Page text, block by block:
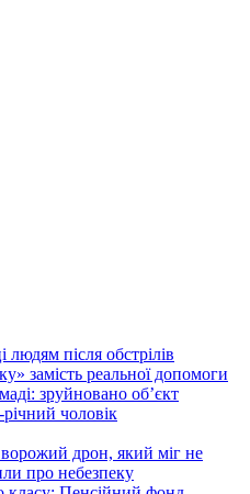
людям після обстрілів
замість реальної допомоги
зруйновано об’єкт
чоловік
дрон, який міг не
про небезпеку